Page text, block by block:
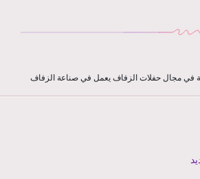
في مجال حفلات الزفاف يعمل في صناعة الزفاف